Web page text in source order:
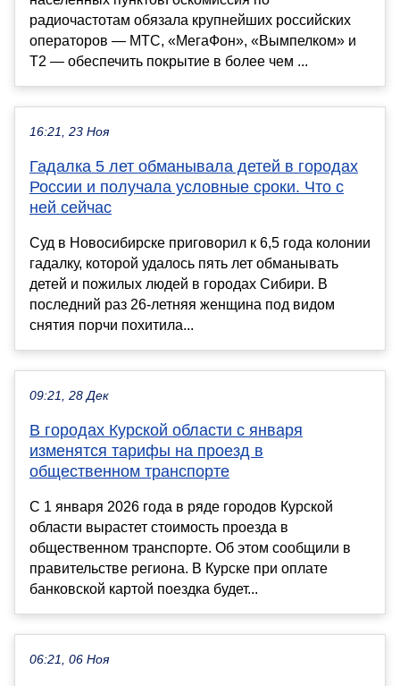
радиочастотам обязала крупнейших российских
операторов — МТС, «МегаФон», «Вымпелком» и
Т2 — обеспечить покрытие в более чем ...
16:21, 23 Ноя
Гадалка 5 лет обманывала детей в городах
России и получала условные сроки. Что с
ней сейчас
Суд в Новосибирске приговорил к 6,5 года колонии
гадалку, которой удалось пять лет обманывать
детей и пожилых людей в городах Сибири. В
последний раз 26-летняя женщина под видом
снятия порчи похитила...
09:21, 28 Дек
В городах Курской области с января
изменятся тарифы на проезд в
общественном транспорте
С 1 января 2026 года в ряде городов Курской
области вырастет стоимость проезда в
общественном транспорте. Об этом сообщили в
правительстве региона. В Курске при оплате
банковской картой поездка будет...
06:21, 06 Ноя